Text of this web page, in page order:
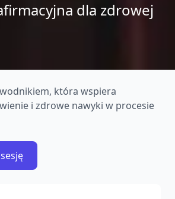
dla zdrowej
która wspiera
i zdrowe nawyki w procesie